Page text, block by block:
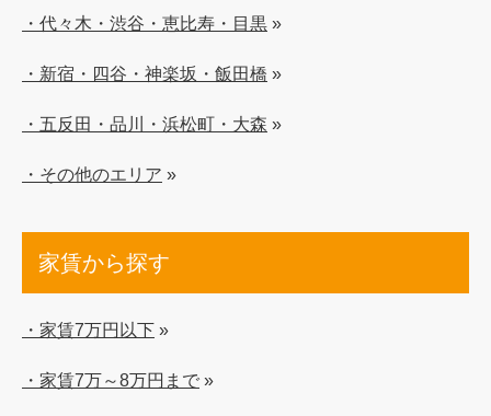
・代々木・渋谷・恵比寿・目黒 »
・新宿・四谷・神楽坂・飯田橋 »
・五反田・品川・浜松町・大森 »
・その他のエリア »
家賃から探す
・家賃7万円以下 »
・家賃7万～8万円まで »